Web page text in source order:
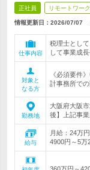
正社員 リモートワー
情報更新日：2026/07/07
仕事内容
税理士とし
して事業成
対象と
なる方
《必須要件
計事務所で
勤務地
大阪府大阪
後】上記事
給与
月給：24万
4900円～5万
360万円～